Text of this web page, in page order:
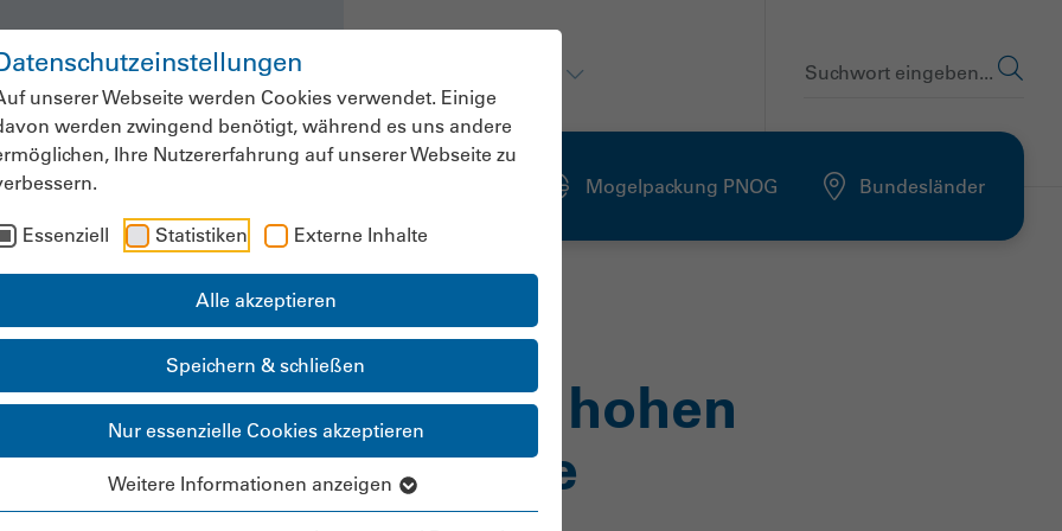
unserer Webseite werden Cookies verwendet. Einige
werden zwingend benötigt, während es uns andere
Ihre Nutzererfahrung auf unserer Webseite zu
Essenziell Statistiken Externe Inhalte
Alle akzeptieren
Speichern & schließen
Nur essenzielle Cookies akzeptieren
Weitere Informationen anzeigen
& Fachinformationen Suchwort eingeben...
Mogelpackung PNOG Bundesländer
Ressourcen auf die hohen